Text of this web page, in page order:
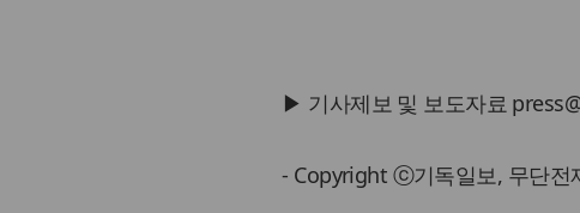
▶ 기사제보 및 보도자료
- Copyright ⓒ기독일보, 무단전